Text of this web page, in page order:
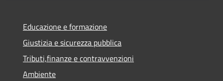
Educazione e formazione
Giustizia e sicurezza pubblica
Tributi,finanze e contravvenzioni
Ambiente